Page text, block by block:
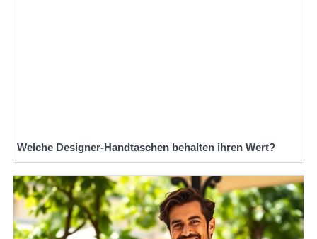
Welche Designer-Handtaschen behalten ihren Wert?